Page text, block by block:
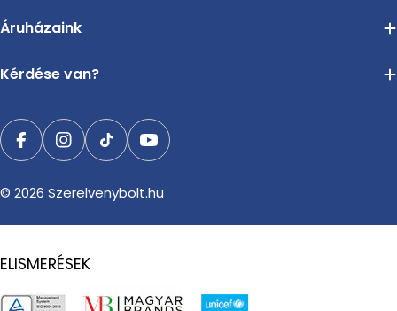
Áruházaink
Kérdése van?
FacebookInstagram
TikTokYouTube
© 2026 Szerelvenybolt.hu
ELISMERÉSEK